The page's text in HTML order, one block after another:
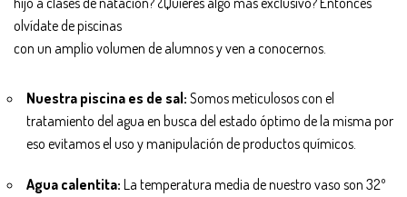
olvídate de piscinas
con un amplio volumen de alumnos y ven a conocernos.
Nuestra piscina es de sal: Somos meticulosos con el
tratamiento del agua en busca del estado óptimo de la misma por
eso evitamos el uso y manipulación de productos químicos.
Agua calentita: La temperatura media de nuestro vaso son 32º